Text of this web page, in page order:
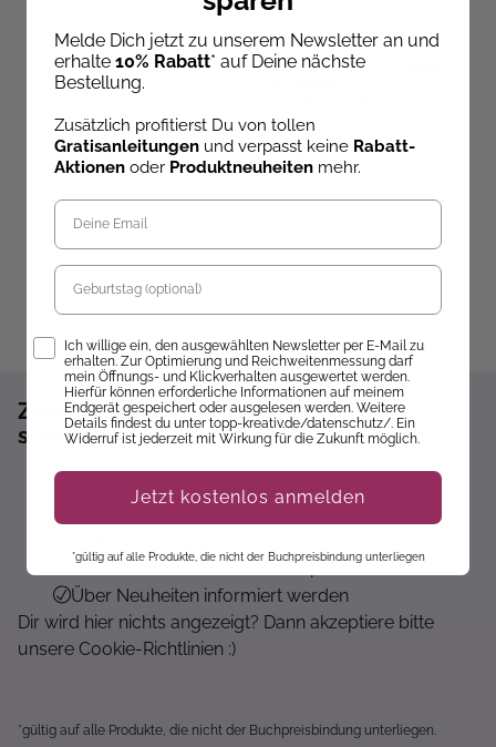
Stefanie Schmidts
HOW TO: HÄKELN
Sofort lieferbar
20,00 €
Gecko Keck
Die Kunst des Zeichnens
Menschen
Sofort lieferbar
16,99 €
Zum Newsletter anmelden und 10%
sparen!*
Exklusive Angebote erhalten
Keine Rabatt-Aktion mehr verpassen
Über Neuheiten informiert werden
Dir wird hier nichts angezeigt? Dann akzeptiere bitte
unsere Cookie-Richtlinien :)
*gültig auf alle Produkte, die nicht der Buchpreisbindung unterliegen.
Melde Dich jetzt zu unserem Newsletter an und
erhalte 10% Rabatt* auf Deine nächste
Bestellung.
Zusätzlich profitierst Du von tollen
Gratisanleitungen und verpasst keine Rabatt-
Aktionen oder Produktneuheiten mehr.
Geburtstag
Opt-InIch willige ein, den ausgewählten Newsletter per E-Mail zu
erhalten. Zur Optimierung und Reichweitenmessung darf
mein Öffnungs- und Klickverhalten ausgewertet werden.
Hierfür können erforderliche Informationen auf meinem
Endgerät gespeichert oder ausgelesen werden. Weitere
Details findest du unter topp-kreativ.de/datenschutz/. Ein
Widerruf ist jederzeit mit Wirkung für die Zukunft möglich.
Jetzt kostenlos anmelden
*gültig auf alle Produkte, die nicht der Buchpreisbindung unterliegen